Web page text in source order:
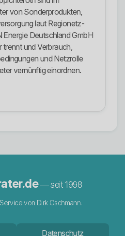
von Sonderprodukten,
laut Regionetz-
Energie Deutschland GmbH
trennt und Verbrauch,
und Netzrolle
vernünftig einordnen.
— seit 1998
von Dirk Oschmann.
Datenschutz